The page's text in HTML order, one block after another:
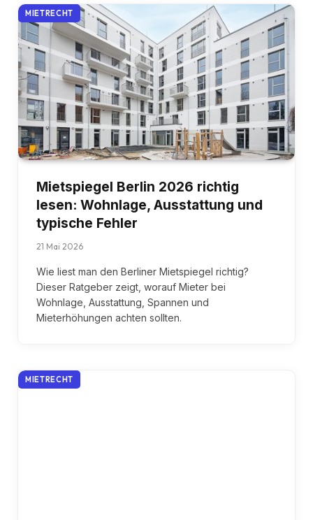
MIETRECHT
Mietspiegel Berlin 2026 richtig
lesen: Wohnlage, Ausstattung und
typische Fehler
21 Mai 2026
Wie liest man den Berliner Mietspiegel richtig?
Dieser Ratgeber zeigt, worauf Mieter bei
Wohnlage, Ausstattung, Spannen und
Mieterhöhungen achten sollten.
MIETRECHT